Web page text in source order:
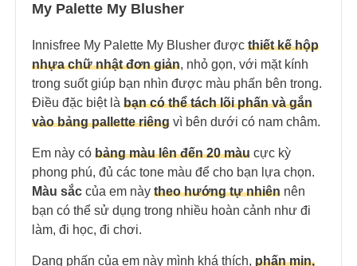
My Palette My Blusher
Innisfree My Palette My Blusher được thiết kế hộp
nhựa chữ nhật đơn giản, nhỏ gọn, với mặt kính
trong suốt giúp bạn nhìn được màu phấn bên trong.
Điều đặc biệt là bạn có thể tách lõi phấn và gắn
vào bảng pallette riêng vì bên dưới có nam châm.
Em này có bảng màu lên đến 20 màu cực kỳ
phong phú, đủ các tone màu để cho bạn lựa chọn.
Màu sắc của em này theo hướng tự nhiên nên
bạn có thể sử dụng trong nhiều hoàn cảnh như đi
làm, đi học, đi chơi.
Dạng phấn của em này mình khá thích, phấn mịn,